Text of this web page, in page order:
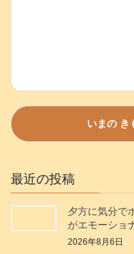
最近の投稿
夕方に気分で
がエモーショ
2026年8月6日